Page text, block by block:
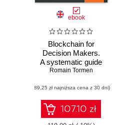
ebook
Blockchain for
Decision Makers.
A systematic guide
to using blockchain
business
Romain Tormen
(89,25 zł najniższa cena z 30 dni)
107.10 zł